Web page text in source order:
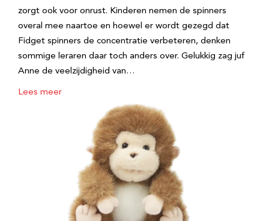
zorgt ook voor onrust. Kinderen nemen de spinners
overal mee naartoe en hoewel er wordt gezegd dat
Fidget spinners de concentratie verbeteren, denken
sommige leraren daar toch anders over. Gelukkig zag juf
Anne de veelzijdigheid van…
Lees meer